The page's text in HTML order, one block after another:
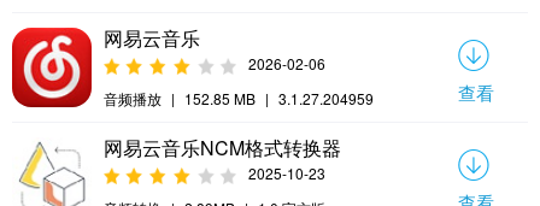
网易云音乐
2026-02-06
音频播放 | 152.85 MB | 3.1.27.204959 查看
网易云音乐NCM格式转换器
2025-10-23